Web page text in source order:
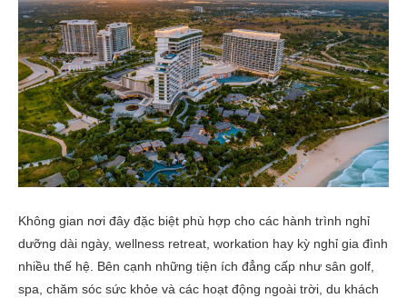
Không gian nơi đây đặc biệt phù hợp cho các hành trình nghỉ
dưỡng dài ngày, wellness retreat, workation hay kỳ nghỉ gia đình
nhiều thế hệ. Bên cạnh những tiện ích đẳng cấp như sân golf,
spa, chăm sóc sức khỏe và các hoạt động ngoài trời, du khách